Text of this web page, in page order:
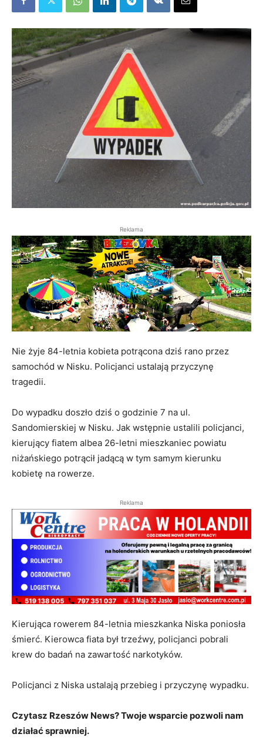
Reklama
Nie żyje 84-letnia kobieta potrącona dziś rano przez
samochód w Nisku. Policjanci ustalają przyczynę
tragedii.
Do wypadku doszło dziś o godzinie 7 na ul.
Sandomierskiej w Nisku. Jak wstępnie ustalili policjanci,
kierujący fiatem albea 26-letni mieszkaniec powiatu
niżańskiego potrącił jadącą w tym samym kierunku
kobietę na rowerze.
Reklama
Kierująca rowerem 84-letnia mieszkanka Niska poniosła
śmierć. Kierowca fiata był trzeźwy, policjanci pobrali
krew do badań na zawartość narkotyków.
Policjanci z Niska ustalają przebieg i przyczynę wypadku.
Czytasz Rzeszów News? Twoje wsparcie pozwoli nam
działać sprawniej.